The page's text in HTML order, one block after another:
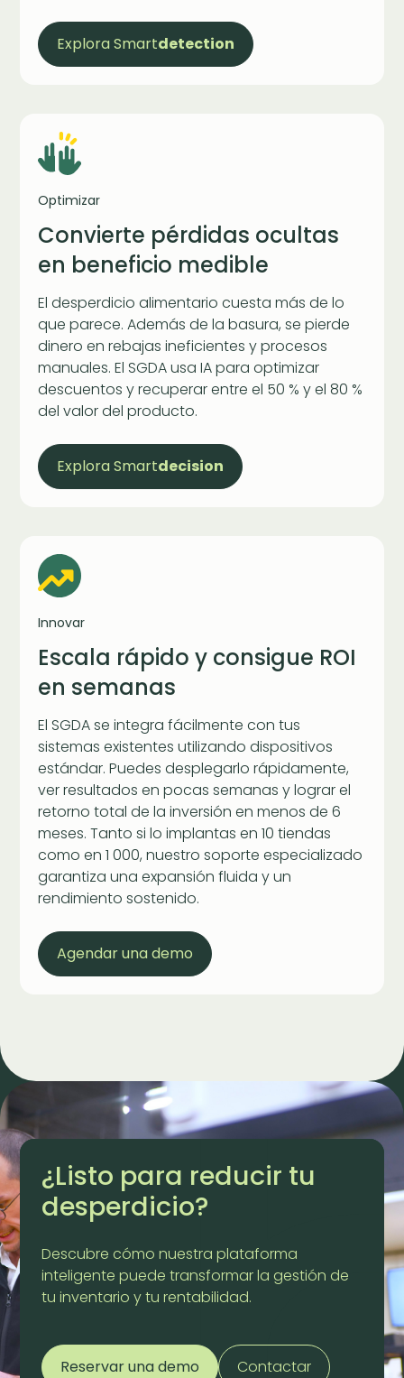
Explora Smartdetection
Optimizar
Convierte pérdidas ocultas
en beneficio medible
El desperdicio alimentario cuesta más de lo
que parece. Además de la basura, se pierde
dinero en rebajas ineficientes y procesos
manuales. El SGDA usa IA para optimizar
descuentos y recuperar entre el 50 % y el 80 %
del valor del producto.
Explora Smartdecision
Innovar
Escala rápido y consigue ROI
en semanas
El SGDA se integra fácilmente con tus
sistemas existentes utilizando dispositivos
estándar. Puedes desplegarlo rápidamente,
ver resultados en pocas semanas y lograr el
retorno total de la inversión en menos de 6
meses. Tanto si lo implantas en 10 tiendas
como en 1 000, nuestro soporte especializado
garantiza una expansión fluida y un
rendimiento sostenido.
Agendar una demo
¿Listo para reducir tu
desperdicio?
Descubre cómo nuestra plataforma
inteligente puede transformar la gestión de
tu inventario y tu rentabilidad.
Reservar una demo Contactar